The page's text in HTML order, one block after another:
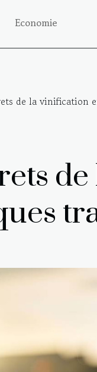
Economie
de la vinification